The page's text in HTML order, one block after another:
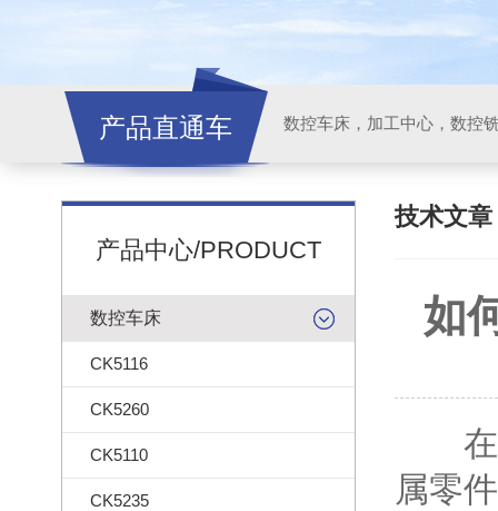
产品直通车
产品中心/PRODUCT
数控车床
CK5116
CK5260
CK5110
CK5235
技术文章
如
在现
属零